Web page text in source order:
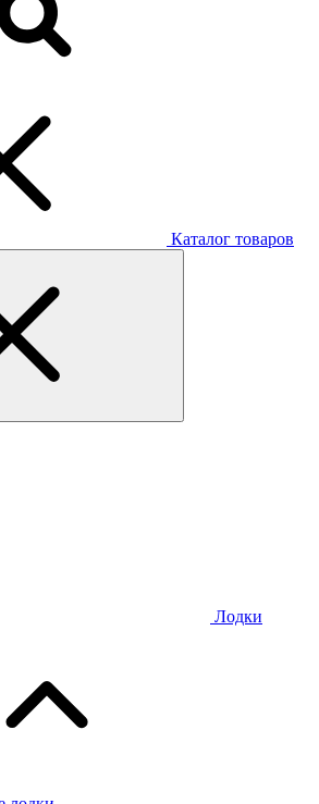
Каталог товаров
Лодки